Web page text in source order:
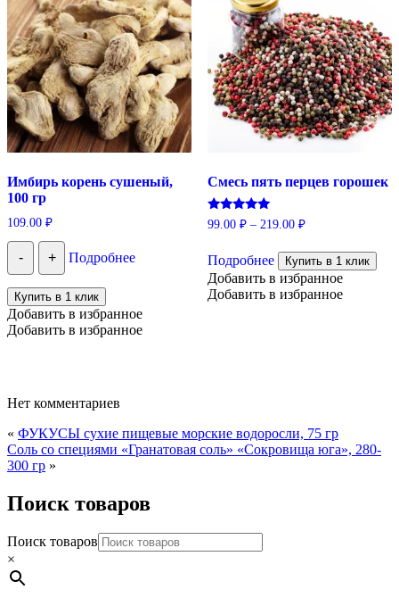
Имбирь корень сушеный,
100 гр
109.00 ₽
- + Подробнее
Купить в 1 клик
Добавить в избранное
Добавить в избранное
Смесь пять перцев горошек
Оценка
5.00
99.00 ₽– 219.00 ₽
Подробнеетовар
имеет
несколько
Купить в 1 клик
Добавить в избранное
Добавить в избранное
Нет комментариев
« ФУКУСЫ сухие пищевые морские водоросли, 75 гр
Соль со специями «Гранатовая соль» «Сокровища юга», 280-
300 гр »
Поиск товаров
Поиск товаров
×